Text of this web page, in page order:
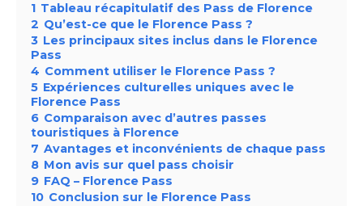
1 Tableau récapitulatif des Pass de Florence
2 Qu’est-ce que le Florence Pass ?
3 Les principaux sites inclus dans le Florence
Pass
4 Comment utiliser le Florence Pass ?
5 Expériences culturelles uniques avec le
Florence Pass
6 Comparaison avec d’autres passes
touristiques à Florence
7 Avantages et inconvénients de chaque pass
8 Mon avis sur quel pass choisir
9 FAQ – Florence Pass
10 Conclusion sur le Florence Pass